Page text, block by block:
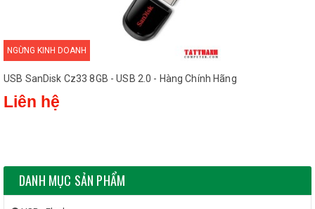
NGỪNG KINH DOANH
USB SanDisk Cz33 8GB - USB 2.0 - Hàng Chính Hãng
Liên hệ
DANH MỤC SẢN PHẨM